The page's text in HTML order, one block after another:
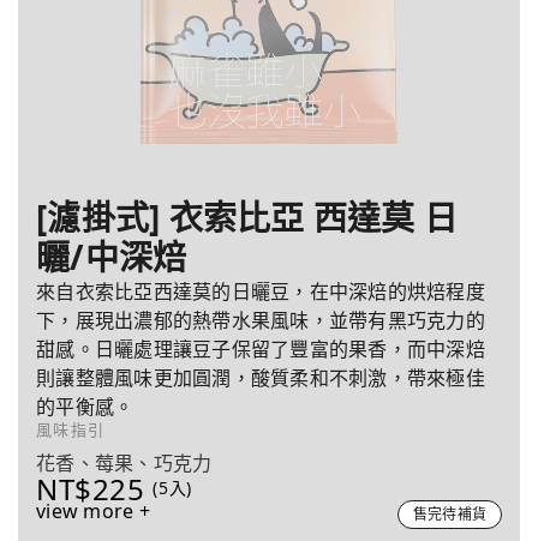
[濾掛式] 衣索比亞 西達莫 日
曬/中深焙
來自衣索比亞西達莫的日曬豆，在中深焙的烘焙程度
下，展現出濃郁的熱帶水果風味，並帶有黑巧克力的
甜感。日曬處理讓豆子保留了豐富的果香，而中深焙
則讓整體風味更加圓潤，酸質柔和不刺激，帶來極佳
的平衡感。
風味指引
花香、莓果、巧克力
NT$225 (5入)
view more + 售完待補貨